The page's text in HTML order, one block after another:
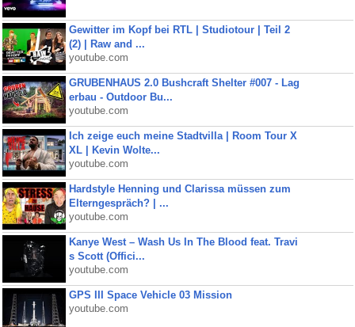
Gewitter im Kopf bei RTL | Studiotour | Teil 2
(2) | Raw and ...
youtube.com
GRUBENHAUS 2.0 Bushcraft Shelter #007 - Lag
erbau - Outdoor Bu...
youtube.com
Ich zeige euch meine Stadtvilla | Room Tour X
XL | Kevin Wolte...
youtube.com
Hardstyle Henning und Clarissa müssen zum
Elterngespräch? | ...
youtube.com
Kanye West – Wash Us In The Blood feat. Travi
s Scott (Offici...
youtube.com
GPS III Space Vehicle 03 Mission
youtube.com